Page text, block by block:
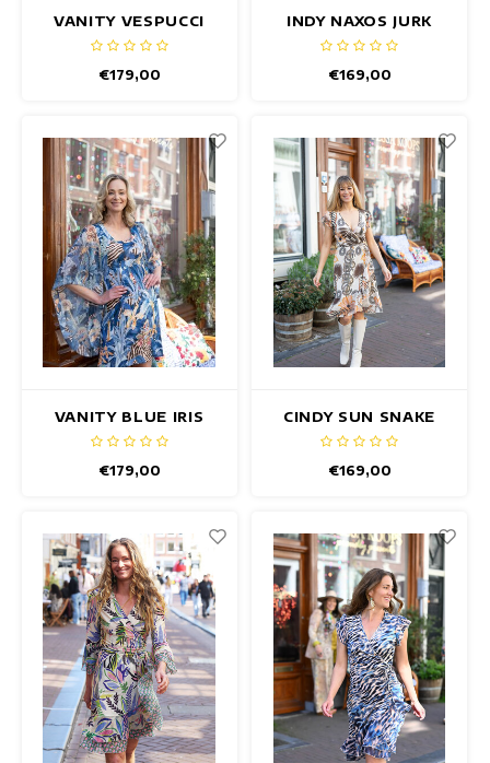
VANITY VESPUCCI
JURK
€179,00
INDY NAXOS JURK
€169,00
VANITY BLUE IRIS
JURK
€179,00
CINDY SUN SNAKE
JURK
€169,00